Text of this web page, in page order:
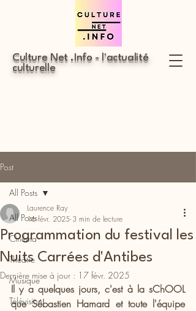
Culture Net .Info - l'actualité
culturelle
Post
All Posts
Cinéma
Théâtre
Musique
Télévision
All Posts
Programmation du festival les
Nuits Carrées d'Antibes
Laurence Ray
16 févr. 2025 3 min de lecture
Dernière mise à jour : 17 févr. 2025
Il y a quelques jours, c'est à la sChOOL
que Sébastien Hamard et toute l'équipe